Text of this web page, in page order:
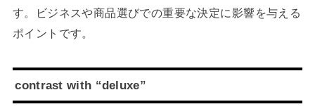
す。ビジネスや商品選びでの重要な決定に影響を与える
ポイントです。
contrast with “deluxe”